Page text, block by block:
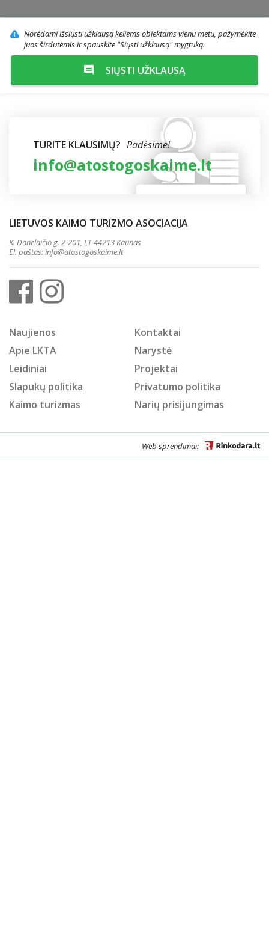
Norėdami išsiųsti užklausą keliems objektams vienu metu, pažymėkite
juos širdutėmis ir spauskite "Siųsti užklausą" mygtuką.
SIŲSTI UŽKLAUSĄ
TURITE KLAUSIMŲ? Padėsime!
info@atostogoskaime.lt
LIETUVOS KAIMO TURIZMO ASOCIACIJA
K. Donelaičio g. 2-201, LT-44213 Kaunas
El. paštas:info@atostogoskaime.lt
Naujienos
Kontaktai
Apie LKTA
Narystė
Leidiniai
Projektai
Slapukų politika
Privatumo politika
Kaimo turizmas
Narių prisijungimas
Web sprendimai: